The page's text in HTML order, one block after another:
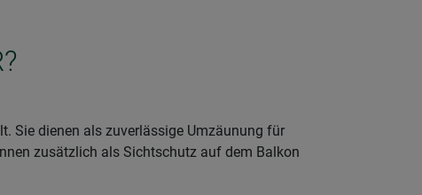
Sie dienen als zuverlässige Umzäunung für
zusätzlich als Sichtschutz auf dem Balkon